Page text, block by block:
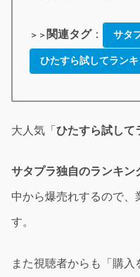
＞＞ 関連タグ： サタ
ひたすら試してラン
大人気「 ひたすら試して
サタプラ独自のランキン
中から爆売れするので、
す。
また視聴者からも「購